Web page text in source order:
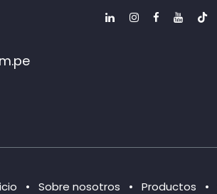
• Sob​re nos​otr​os • Productos •